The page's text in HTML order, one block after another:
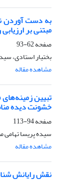
به دست آوردن
مبتنی بر
صفحه62-93
بختیار استادی،
مشاهده مقاله
تبیین
خشونت دیده
صفحه94-113
سیده پریسا تهامی
مشاهده مقاله
نقش رایانش